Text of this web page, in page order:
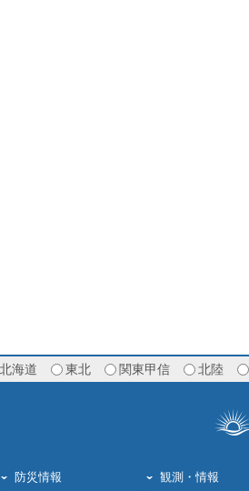
北海道 東北 関東甲信 北陸
防災情報 観測・情報